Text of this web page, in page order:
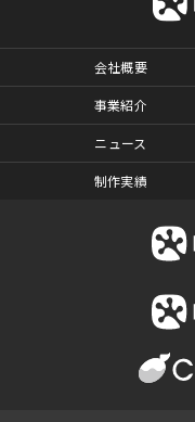
会社概要
事業紹介
ニュース
制作実績